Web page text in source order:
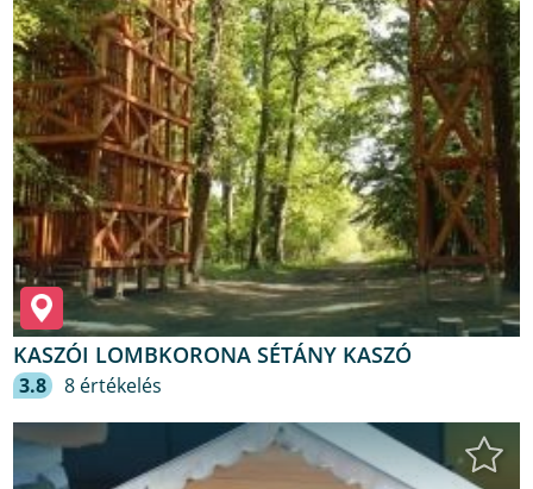
KASZÓI LOMBKORONA SÉTÁNY KASZÓ
3.8 8 értékelés